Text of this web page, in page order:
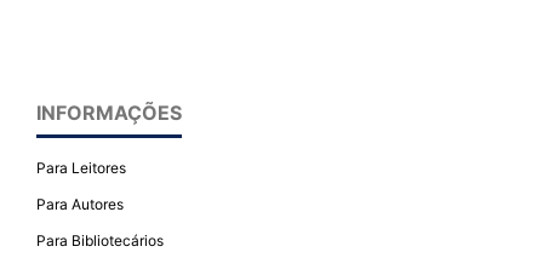
INFORMAÇÕES
Para Leitores
Para Autores
Para Bibliotecários